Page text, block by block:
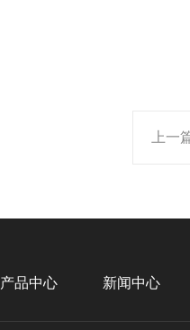
上一
产品中心 新闻中心